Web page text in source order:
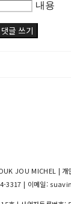
내용
댓글 쓰기
JOU MICHEL | 개
3317 | 이메일: